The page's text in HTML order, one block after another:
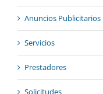
Anuncios Publicitarios
Servicios
Prestadores
Solicitudes